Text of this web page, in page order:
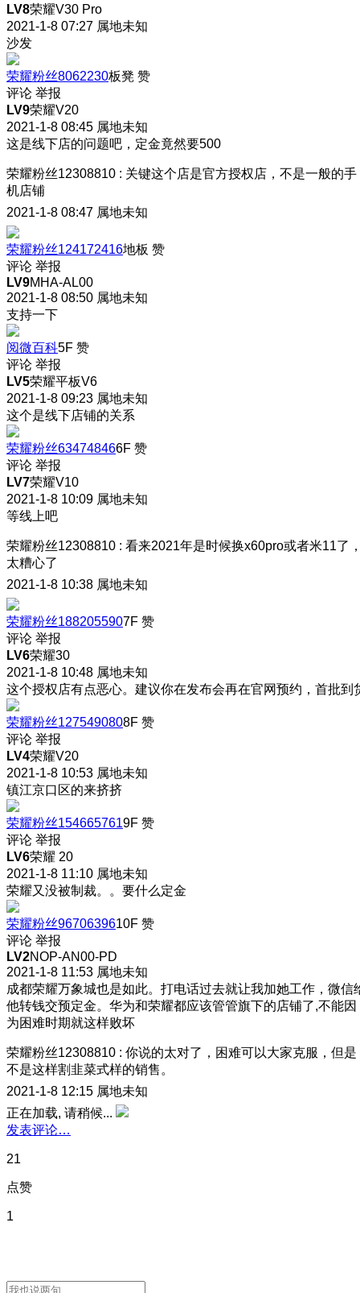
LV8荣耀V30 Pro
2021-1-8 07:27 属地未知
沙发
荣耀粉丝8062230板凳 赞
评论 举报
LV9荣耀V20
2021-1-8 08:45 属地未知
这是线下店的问题吧，定金竟然要500
荣耀粉丝12308810 : 关键这个店是官方授权店，不是一般的手
机店铺
2021-1-8 08:47 属地未知
荣耀粉丝124172416地板 赞
评论 举报
LV9MHA-AL00
2021-1-8 08:50 属地未知
支持一下
阅微百科5F 赞
评论 举报
LV5荣耀平板V6
2021-1-8 09:23 属地未知
这个是线下店铺的关系
荣耀粉丝634748466F 赞
评论 举报
LV7荣耀V10
2021-1-8 10:09 属地未知
等线上吧
荣耀粉丝12308810 : 看来2021年是时候换x60pro或者米11了
太糟心了
2021-1-8 10:38 属地未知
荣耀粉丝1882055907F 赞
评论 举报
LV6荣耀30
2021-1-8 10:48 属地未知
这个授权店有点恶心。建议你在发布会再在官网预约，首批到
荣耀粉丝1275490808F 赞
评论 举报
LV4荣耀V20
2021-1-8 10:53 属地未知
镇江京口区的来挤挤
荣耀粉丝1546657619F 赞
评论 举报
LV6荣耀 20
2021-1-8 11:10 属地未知
荣耀又没被制裁。。要什么定金
荣耀粉丝9670639610F 赞
评论 举报
LV2NOP-AN00-PD
2021-1-8 11:53 属地未知
成都荣耀万象城也是如此。打电话过去就让我加她工作，微信
他转钱交预定金。华为和荣耀都应该管管旗下的店铺了,不能因
为困难时期就这样败坏
荣耀粉丝12308810 : 你说的太对了，困难可以大家克服，但是
不是这样割韭菜式样的销售。
2021-1-8 12:15 属地未知
正在加载, 请稍候...
发表评论…
21
点赞
1